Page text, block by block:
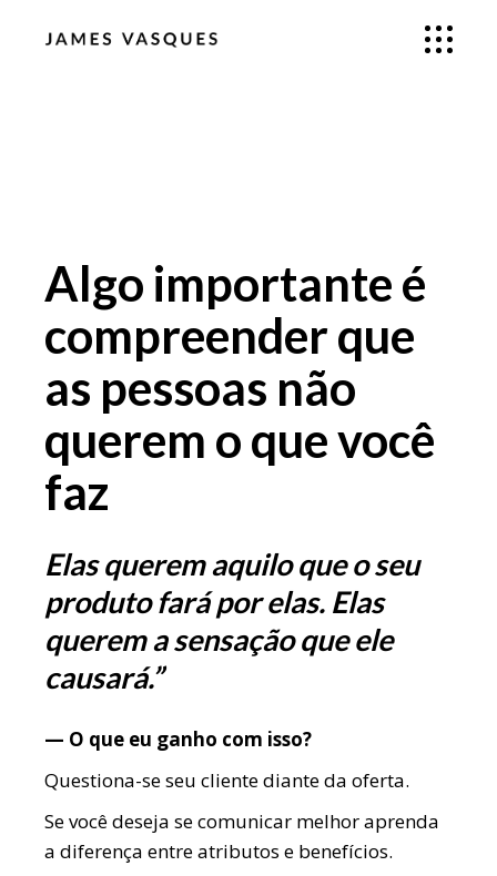
Algo importante é
compreender que
as pessoas não
querem o que você
faz
Elas querem aquilo que o seu
produto fará por elas. Elas
querem a sensação que ele
causará.”
— O que eu ganho com isso?
Questiona-se seu cliente diante da oferta.
Se você deseja se comunicar melhor aprenda
a diferença entre atributos e benefícios.